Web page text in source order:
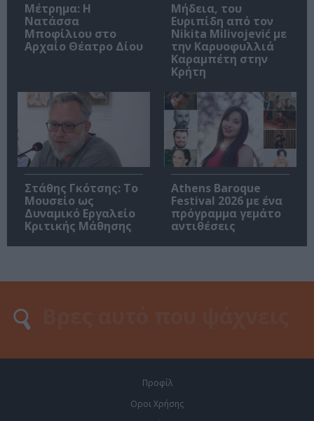
Μέτρημα: Η
Νατάσσα
Μποφίλιου στο
Αρχαίο Θέατρο Δίου
Μήδεια, του
Ευριπίδη από τον
Nikita Milivojević με
την Καρυοφυλλιά
Καραμπέτη στην
Κρήτη
Στάθης Γκότσης: Το
Μουσείο ως
Δυναμικό Εργαλείο
Κριτικής Μάθησης
Athens Baroque
Festival 2026 με ένα
πρόγραμμα γεμάτο
αντιθέσεις
Προφίλ
Οροι Χρήσης